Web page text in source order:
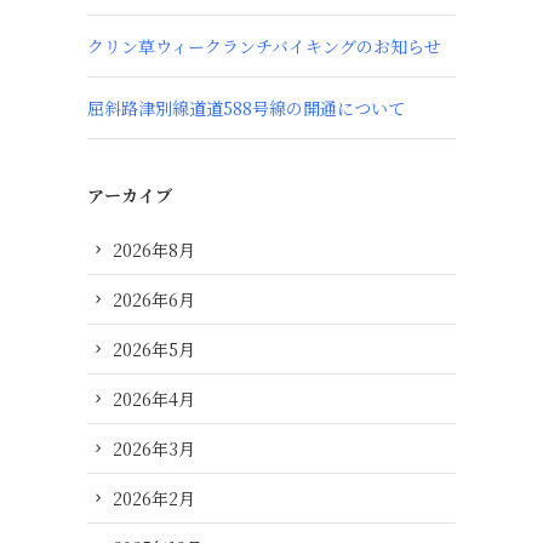
クリン草ウィークランチバイキングのお知らせ
屈斜路津別線道道588号線の開通について
アーカイブ
2026年8月
2026年6月
2026年5月
2026年4月
2026年3月
2026年2月